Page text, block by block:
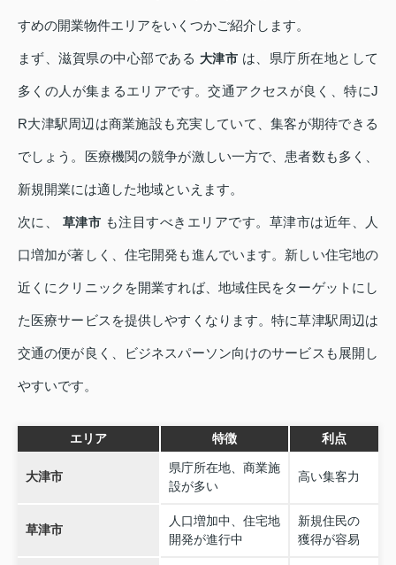
すめの開業物件エリアをいくつかご紹介します。
まず、滋賀県の中心部である 大津市 は、県庁所在地として
多くの人が集まるエリアです。交通アクセスが良く、特にJ
R大津駅周辺は商業施設も充実していて、集客が期待できる
でしょう。医療機関の競争が激しい一方で、患者数も多く、
新規開業には適した地域といえます。
次に、 草津市 も注目すべきエリアです。草津市は近年、人
口増加が著しく、住宅開発も進んでいます。新しい住宅地の
近くにクリニックを開業すれば、地域住民をターゲットにし
た医療サービスを提供しやすくなります。特に草津駅周辺は
交通の便が良く、ビジネスパーソン向けのサービスも展開し
やすいです。
エリア 特徴 利点
大津市
県庁所在地、商業施
設が多い
高い集客力
草津市
人口増加中、住宅地
開発が進行中
新規住民の
獲得が容易